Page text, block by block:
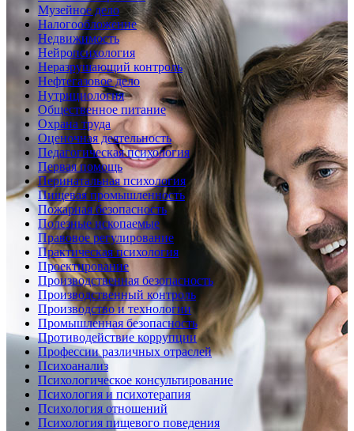
Музейное дело
Налогообложение
Недвижимость
Нейропсихология
Неразрушающий контроль
Нефтегазовое дело
Нутрициология
Общественное питание
Охрана труда
Оценочная деятельность
Педагогическая психология
Первая помощь
Перинатальная психология
Пищевая промышленность
Пожарная безопасность
Полезные ископаемые
Правовое регулирование
Практическая психология
Проектирование
Производственная безопасность
Производственный контроль
Производство и технологии
Промышленная безопасность
Противодействие коррупции
Профессии различных отраслей
Психоанализ
Психологическое консультирование
Психология и психотерапия
Психология отношений
Психология пищевого поведения